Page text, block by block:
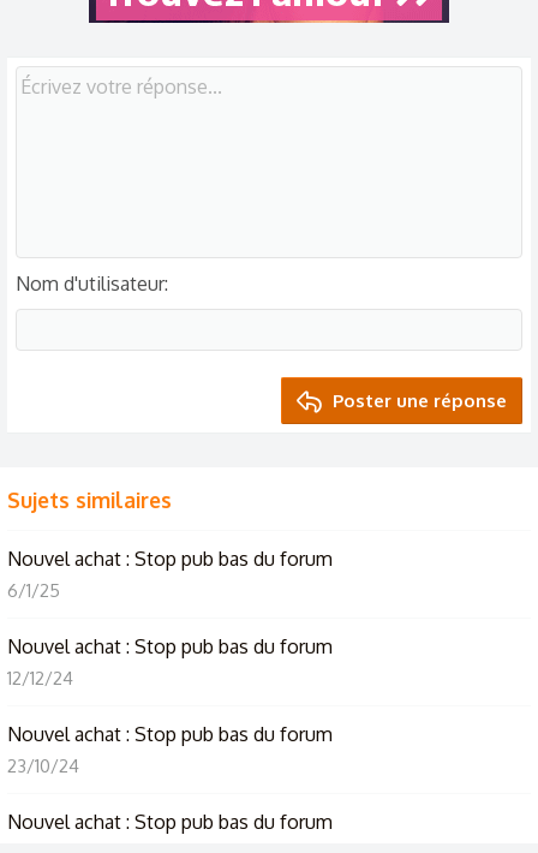
Nom d'utilisateur
Poster une réponse
Sujets similaires
Nouvel achat : Stop pub bas du forum
6/1/25
Nouvel achat : Stop pub bas du forum
12/12/24
Nouvel achat : Stop pub bas du forum
23/10/24
Nouvel achat : Stop pub bas du forum